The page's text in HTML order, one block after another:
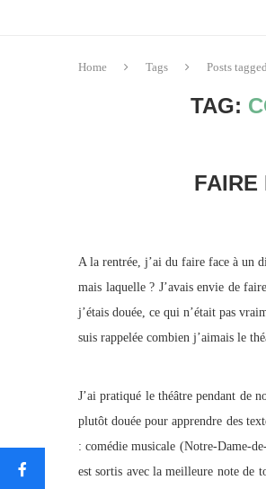
Home Tags Posts
TAG:
FAIRE
A la rentrée, j’ai du faire face à un
mais laquelle ? J’avais envie de
j’étais douée, ce qui n’était pas
suis rappelée combien j’aimais le
J’ai pratiqué le théâtre pendant de
plutôt douée pour apprendre des
: comédie musicale (Notre-Dame-
est sortis avec la meilleure note de